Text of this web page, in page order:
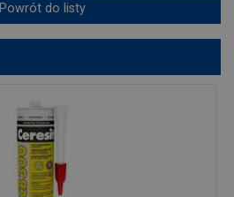
Powrót do listy